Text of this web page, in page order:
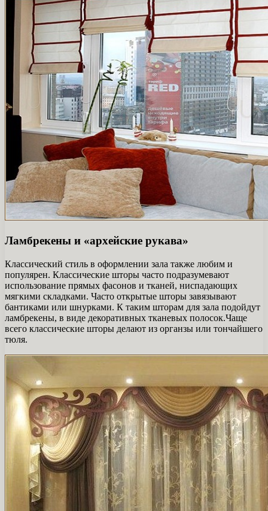
Ламбрекены и «архейские рукава»
Классический стиль в оформлении зала также любим и
популярен. Классические шторы часто подразумевают
использование прямых фасонов и тканей, ниспадающих
мягкими складками. Часто открытые шторы завязывают
бантиками или шнурками. К таким шторам для зала подойдут
ламбрекены, в виде декоративных тканевых полосок.Чаще
всего классические шторы делают из органзы или тончайшего
тюля.